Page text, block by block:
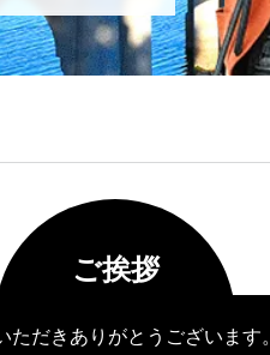
ご挨拶
だきありがとうございます。